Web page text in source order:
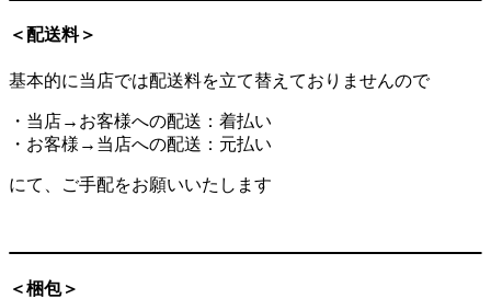
＜配送料＞
基本的に当店では配送料を立て替えておりませんので
・当店→お客様への配送：着払い
・お客様→当店への配送：元払い
にて、ご手配をお願いいたします
＜梱包＞